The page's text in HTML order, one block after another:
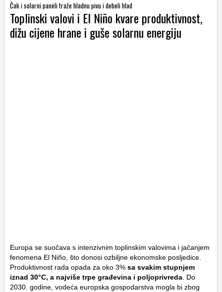
Čak i solarni paneli traže hladnu pivu i debeli hlad
Toplinski valovi i El Niño kvare produktivnost,
dižu cijene hrane i guše solarnu energiju
Europa se suočava s intenzivnim toplinskim valovima i jačanjem
fenomena El Niño, što donosi ozbiljne ekonomske posljedice.
Produktivnost rada opada za oko 3% sa svakim stupnjem
iznad 30°C, a najviše trpe građevina i poljoprivreda. Do
2030. godine, vodeća europska gospodarstva mogla bi zbog